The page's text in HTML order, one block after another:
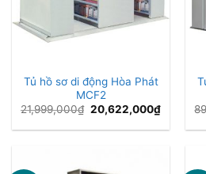
Tủ hồ sơ di động Hòa Phát
MCF2
21,999,000₫ Giá
gốc
là:
20,622,000₫Giá
tại